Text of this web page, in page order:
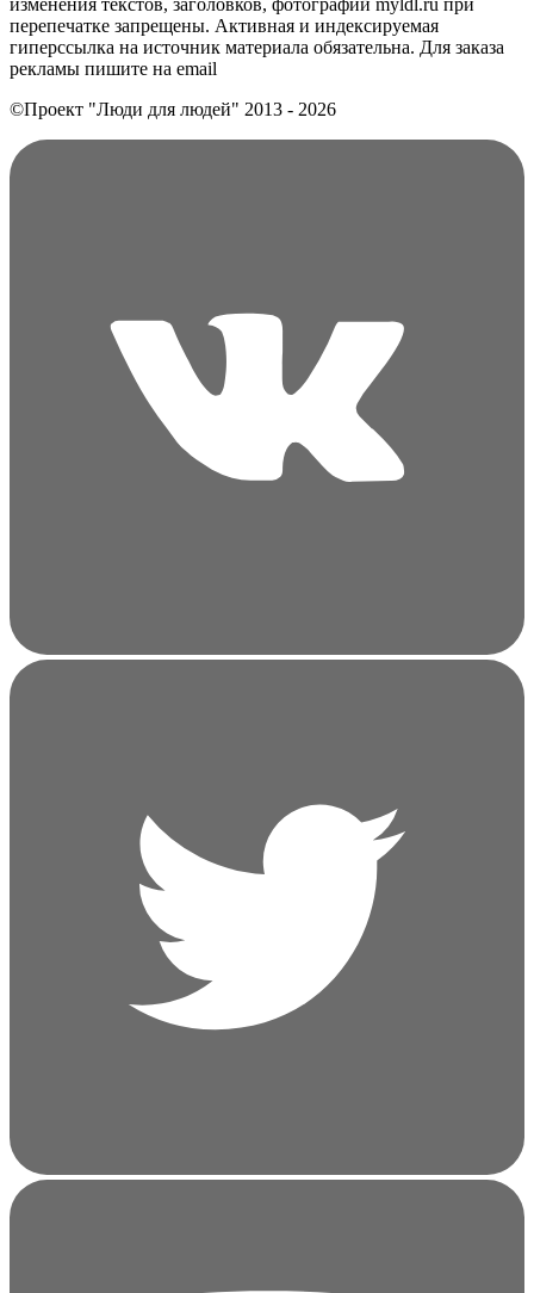
перепечатке запрещены. Активная и индексируемая
гиперссылка на источник материала обязательна. Для заказа
рекламы пишите на еmail
©Проект "Люди для людей" 2013 - 2026